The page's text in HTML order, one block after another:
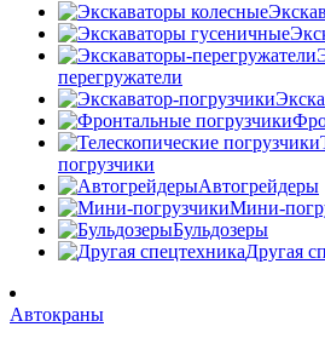
перегружатели
погрузчики
Автогрейдеры
Мини-
Бульдозеры
Другая
Автокраны